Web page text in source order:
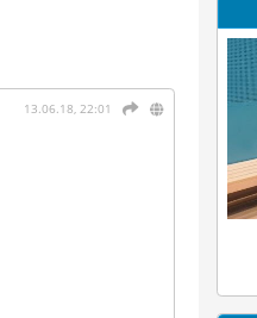
13.06.18, 22:01